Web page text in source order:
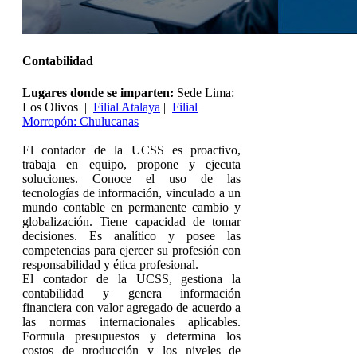
Contabilidad
Lugares donde se imparten: Sede Lima:
Los Olivos | Filial Atalaya | Filial
Morropón: Chulucanas
El contador de la UCSS es proactivo,
trabaja en equipo, propone y ejecuta
soluciones. Conoce el uso de las
tecnologías de información, vinculado a un
mundo contable en permanente cambio y
globalización. Tiene capacidad de tomar
decisiones. Es analítico y posee las
competencias para ejercer su profesión con
responsabilidad y ética profesional.
El contador de la UCSS, gestiona la
contabilidad y genera información
financiera con valor agregado de acuerdo a
las normas internacionales aplicables.
Formula presupuestos y determina los
costos de producción y los niveles de